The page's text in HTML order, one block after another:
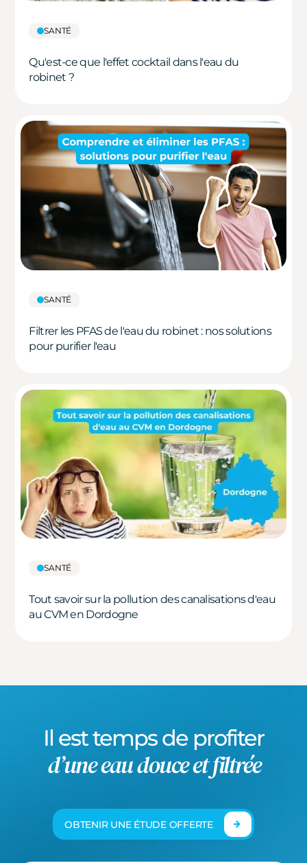
SANTÉ
Qu'est-ce que l'effet cocktail dans l'eau du
robinet ?
SANTÉ
Filtrer les PFAS de l'eau du robinet : nos solutions
pour purifier l'eau
SANTÉ
Tout savoir sur la pollution des canalisations d'eau
au CVM en Dordogne
Il est temps de profiter
d’une eau douce et filtrée
OBTENIR UNE ÉTUDE OFFERTE